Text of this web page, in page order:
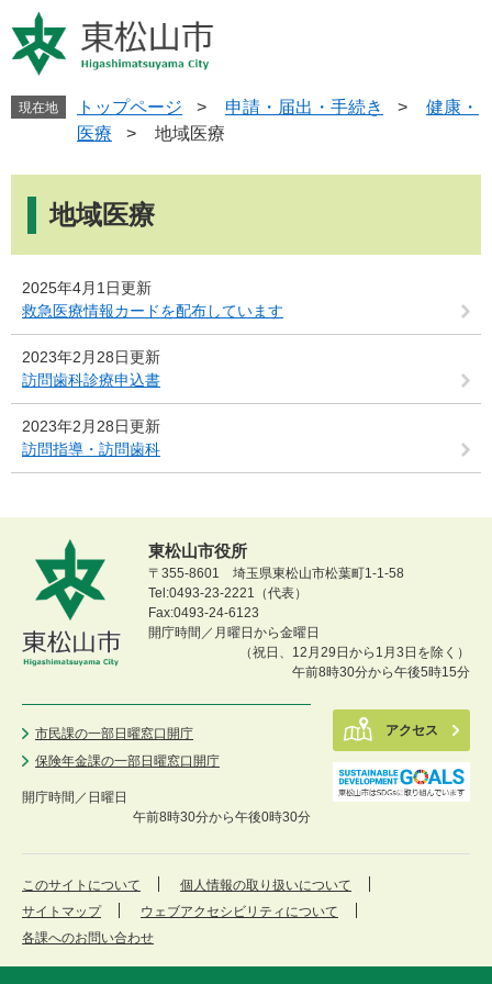
ー
ジ
す
ニ
ュ
し
現在地 トップページ > 申請・届出・手続き >
健康・
医療
> 地域医療
地域医療
2025年4月1日更新
救急医療情報カードを配布しています
2023年2月28日更新
訪問歯科診療申込書
2023年2月28日更新
訪問指導・訪問歯科
東松山市役所
〒355-8601 埼玉県東松山市松葉町1-1-58
Tel:0493-23-2221（代表）
Fax:0493-24-6123
開庁時間／月曜日から金曜日
（祝日、12月29日から1月3日を除く）
午前8時30分から午後5時15分
市民課の一部日曜窓口開庁
保険年金課の一部日曜窓口開庁
開庁時間／ 日曜日
午前8時30分から午後0時30分
アクセス
このサイトについて
個人情報の取り扱いについて
サイトマップ
ウェブアクセシビリティについて
各課へのお問い合わせ